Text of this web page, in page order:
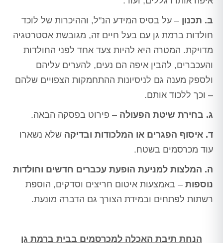
ב. תכנון – על בסיס המידע הנ"ל, וההיכרות של לוכד
חולדות ברמת גן עם בעל חיים זה, מגובשת אסטרטגיה
מדויקת. המטרה היא להיות צעד אחד לפני החולדות
והעכברים, להבין איפה הם נעים, להערים עליהם
ולספק מענה גם לניסיונות ההתחמקות הצפויים שלהם
– וכך ללכוד אותם.
ג. בחירת שיטת הפעולה – פירוט בפסקה הבאה.
ד. איסוף הפגרים או המלכודות ובדיקה שלא נשארו
עוד מכרסמים בשטח.
ה. המלצות למניעת הופעת עכברים חדשים וחולדות
נוספות – באמצעות איטום חריצים וסדקים, הוספת
רשתות לפתחים ובמידת הצורך גם הדברה מונעת.
הנחת תיבת האכלה למכרסמים בבית ברמת גן